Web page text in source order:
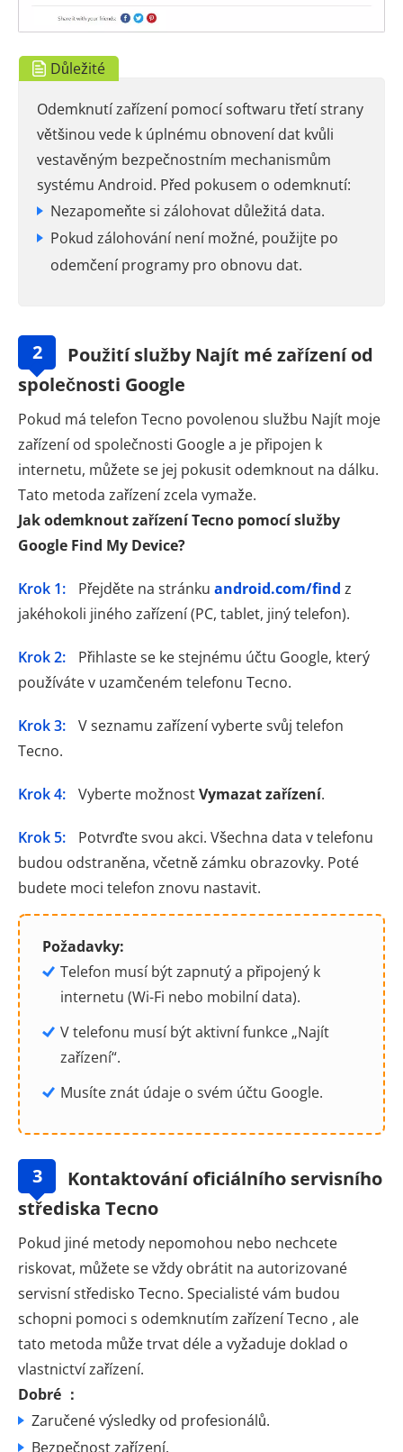
Důležité
Odemknutí zařízení pomocí softwaru třetí strany
většinou vede k úplnému obnovení dat kvůli
vestavěným bezpečnostním mechanismům
systému Android. Před pokusem o odemknutí:
Nezapomeňte si zálohovat důležitá data.
Pokud zálohování není možné, použijte po
odemčení programy pro obnovu dat.
2
Použití služby Najít mé zařízení od
společnosti Google
Pokud má telefon Tecno povolenou službu Najít moje
zařízení od společnosti Google a je připojen k
internetu, můžete se jej pokusit odemknout na dálku.
Tato metoda zařízení zcela vymaže.
Jak odemknout zařízení Tecno pomocí služby
Google Find My Device?
Krok 1: Přejděte na stránku android.com/find z
jakéhokoli jiného zařízení (PC, tablet, jiný telefon).
Krok 2:
Přihlaste se ke stejnému účtu Google, který
používáte v uzamčeném telefonu Tecno.
Krok 3:
V seznamu zařízení vyberte svůj telefon
Tecno.
Krok 4: Vyberte možnostVymazat zařízení.
Krok 5:
Potvrďte svou akci. Všechna data v telefonu
budou odstraněna, včetně zámku obrazovky. Poté
budete moci telefon znovu nastavit.
Požadavky:
Telefon musí být zapnutý a připojený k
internetu (Wi-Fi nebo mobilní data).
V telefonu musí být aktivní funkce „Najít
zařízení“.
Musíte znát údaje o svém účtu Google.
3
Kontaktování oficiálního servisního
střediska Tecno
Pokud jiné metody nepomohou nebo nechcete
riskovat, můžete se vždy obrátit na autorizované
servisní středisko Tecno. Specialisté vám budou
schopni pomoci s odemknutím zařízení Tecno , ale
tato metoda může trvat déle a vyžaduje doklad o
vlastnictví zařízení.
Dobré ：
Zaručené výsledky od profesionálů.
Bezpečnost zařízení.